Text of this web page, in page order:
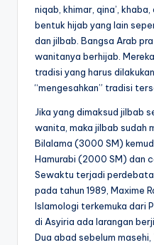
niqab, khimar, qina’,
bentuk hijab yang lain
dan jilbab. Bangsa Arab
wanitanya berhijab.
tradisi yang harus
“mengesahkan” tradisi
Jika yang dimaksud jilbab
wanita, maka jilbab sudah
Bilalama (3000 SM)
Hamurabi (2000 SM) dan
Sewaktu terjadi
pada tahun 1989, Maxime
Islamologi terkemuka dari
di Asyiria ada larangan
Dua abad sebelum